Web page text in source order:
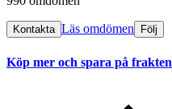
Kontakta Läs omdömen Följ
Köp mer och spara på frakten